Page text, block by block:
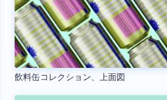
飲料缶コレクション、上面図